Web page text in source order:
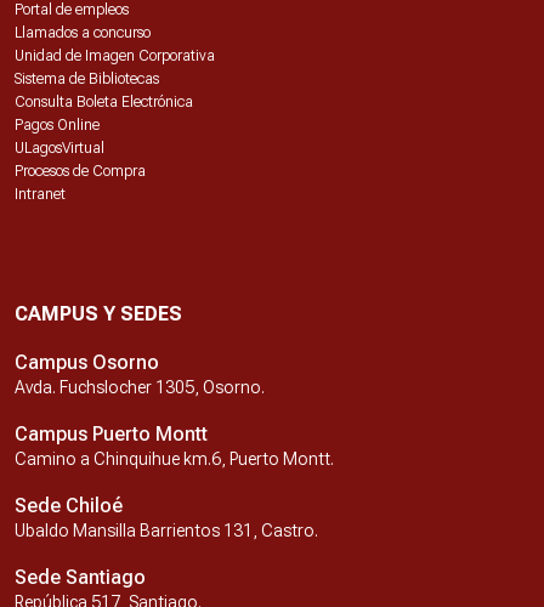
Portal de empleos
Llamados a concurso
Unidad de Imagen Corporativa
Sistema de Bibliotecas
Consulta Boleta Electrónica
Pagos Online
ULagosVirtual
Procesos de Compra
Intranet
CAMPUS Y SEDES
Campus Osorno
Avda. Fuchslocher 1305, Osorno.
Campus Puerto Montt
Camino a Chinquihue km.6, Puerto Montt.
Sede Chiloé
Ubaldo Mansilla Barrientos 131, Castro.
Sede Santiago
República 517, Santiago.